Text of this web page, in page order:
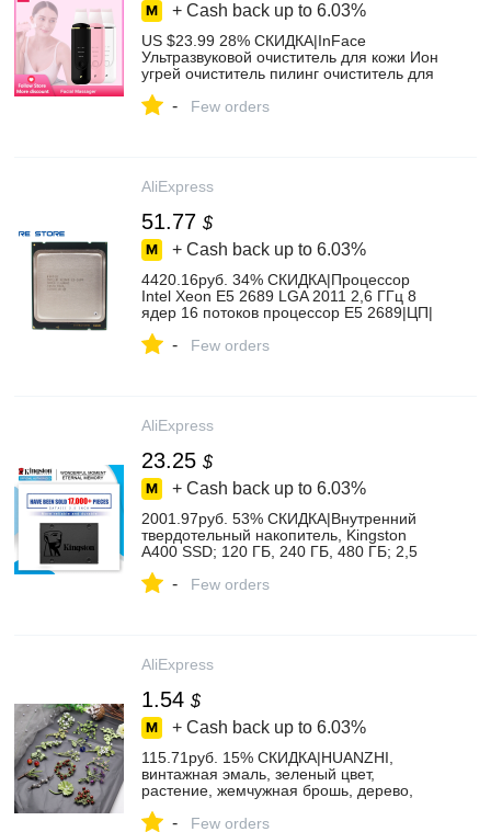
+ Cash back up to 6.03%
US $23.99 28% СКИДКА|InFace
Ультразвуковой очиститель для кожи Ион
угрей очиститель пилинг очиститель для
Скраб для кожи| | - AliExpress
- Few orders
AliExpress
51.77 $
+ Cash back up to 6.03%
4420.16руб. 34% СКИДКА|Процессор
Intel Xeon E5 2689 LGA 2011 2,6 ГГц 8
ядер 16 потоков процессор E5 2689|ЦП|
- Few orders
AliExpress
23.25 $
+ Cash back up to 6.03%
2001.97руб. 53% СКИДКА|Внутренний
твердотельный накопитель, Kingston
A400 SSD; 120 ГБ, 240 ГБ, 480 ГБ; 2,5
SSD; ноуутбук и ПК 960 ГБ|state
- Few orders
AliExpress
1.54 $
+ Cash back up to 6.03%
115.71руб. 15% СКИДКА|HUANZHI,
винтажная эмаль, зеленый цвет,
растение, жемчужная брошь, дерево,
бамбук, брошь для женщин, ювелирное
- Few orders